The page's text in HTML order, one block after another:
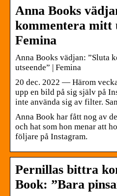
Anna Books
kommentera mitt
Femina
Anna Books vädjan: ”Sluta
utseende” | Femina
20 dec. 2022 — Härom
upp en bild på sig själv på
inte använda sig av filter.
Anna Book har fått nog av
och hat som hon menar att
följare på Instagram.
Pernillas bittra
Book: ”Bara